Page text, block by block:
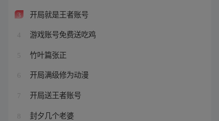
3 开局就是王者账号
4 游戏账号免费送吃鸡
5 竹叶篇张正
6 开局满级修为动漫
7 开局送王者账号
8 封夕几个老婆